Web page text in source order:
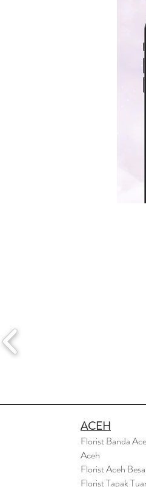
ACEH
Florist Banda
Aceh
Florist Aceh
Florist Tapak